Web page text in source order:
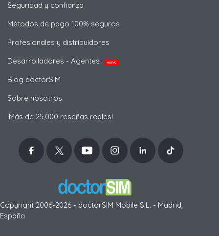
Seguridad y confianza
Métodos de pago 100% seguros
Profesionales y distribuidores
Desarrolladores - Agentes
NUEVO
Blog doctorSIM
Sobre nosotros
¡Más de 25,000 reseñas reales!
Copyright 2006-2026 - doctorSIM Mobile S.L. - Madrid,
España